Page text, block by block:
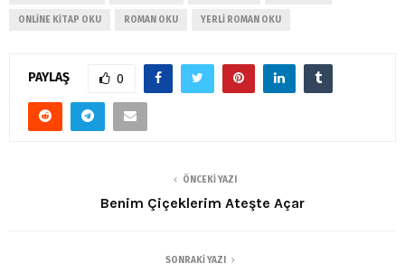
ONLINE KITAP OKU ROMAN OKU YERLI ROMAN OKU
PAYLAŞ 0
ÖNCEKI YAZI
Benim Çiçeklerim Ateşte Açar
SONRAKI YAZI